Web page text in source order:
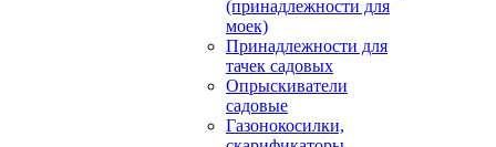
(принадлежности для
моек)
Принадлежности для
тачек садовых
Опрыскиватели
садовые
Газонокосилки,